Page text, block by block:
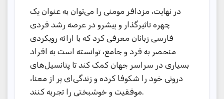
در نهایت، مزدافر مومنی را می‌توان به عنوان یک
چهره تاثیرگذار و پیشرو در عرصه رشد فردی
فارسی زبانان معرفی کرد که با ارائه رویکردی
منحصر به فرد و جامع، توانسته است به افراد
بسیاری در سراسر جهان کمک کند تا پتانسیل‌های
درونی خود را شکوفا کرده و زندگی‌ای پر از معنا،
موفقیت و خوشبختی را تجربه کنند.